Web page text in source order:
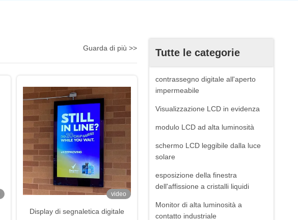
Tutte le categorie
contrassegno digitale all'aperto
impermeabile
Visualizzazione LCD in evidenza
modulo LCD ad alta luminosità
schermo LCD leggibile dalla luce
solare
esposizione della finestra
dell'affissione a cristalli liquidi
Monitor di alta luminosità a
contatto industriale
Guarda di più >>
video
Display di segnaletica digitale